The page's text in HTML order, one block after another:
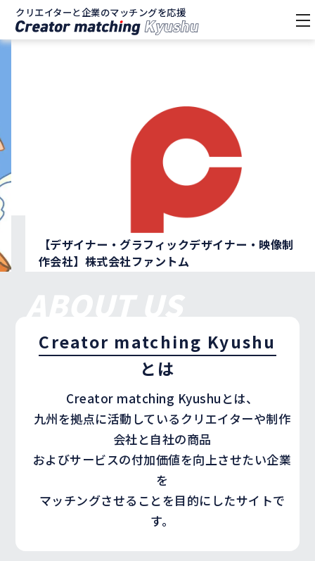
クリエイターと企業のマッチングを応援
デザイナー・グラフィックデザイナー・映像制
会社】株式会社ファントム
Creator matching Kyushu
とは
Creator matching Kyushuとは、
九州を拠点に活動しているクリエイターや制作
会社と自社の商品
およびサービスの付加価値を向上させたい企業
を
マッチングさせることを目的にしたサイトで
す。